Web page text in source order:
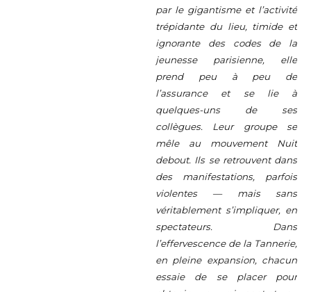
par le gigantisme et l’activité
trépidante du lieu, timide et
ignorante des codes de la
jeunesse parisienne, elle
prend peu à peu de
l’assurance et se lie à
quelques-uns de ses
collègues. Leur groupe se
mêle au mouvement Nuit
debout. Ils se retrouvent dans
des manifestations, parfois
violentes — mais sans
véritablement s’impliquer, en
spectateurs. Dans
l’effervescence de la Tannerie,
en pleine expansion, chacun
essaie de se placer pour